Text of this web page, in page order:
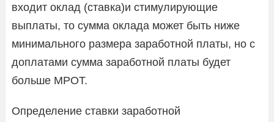
входит оклад (ставка)и стимулирующие
выплаты, то сумма оклада может быть ниже
минимального размера заработной платы, но с
доплатами сумма заработной платы будет
больше МРОТ.
Определение ставки заработной